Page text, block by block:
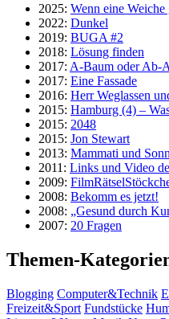
2025: Wenn eine Weiche
2022: Dunkel
2019: BUGA #2
2018: Lösung finden
2017: A-Baum oder Ab-
2017: Eine Fassade
2016: Herr Weglassen
2015: Hamburg (4) –
2015: 2048
2015: Jon Stewart
2013: Mammati und
2011: Links und Video
2009:
2008: Bekomm es jetzt!
2008: „Gesund durch
2007: 20 Fragen
Themen-
Blogging Computer&Technik
Freizeit&Sport Fundstücke